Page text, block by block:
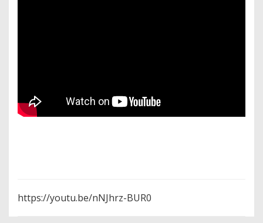
https://youtu.be/nNJhrz-BUR0